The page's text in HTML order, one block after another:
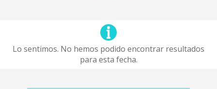
Lo sentimos. No hemos podido encontrar resultados
para esta fecha.